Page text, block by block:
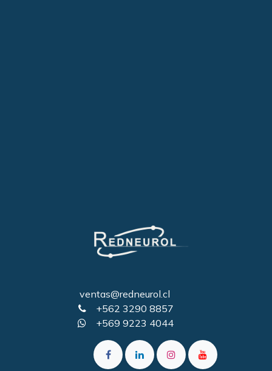
ventas@redneurol.cl
+562 3290 8857
+569 9223 4044